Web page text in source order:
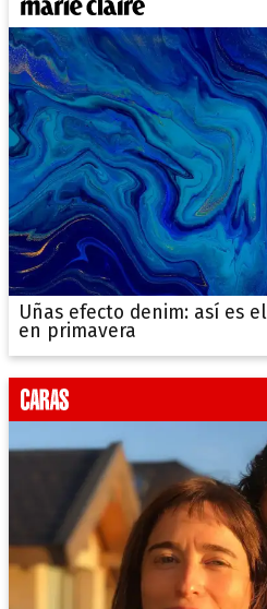
Uñas efecto denim: así es
en primavera